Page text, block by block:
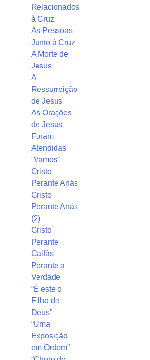
Relacionados
à Cruz
As Pessoas
Junto à Cruz
A Morte de
Jesus
A
Ressurreição
de Jesus
As Orações
de Jesus
Foram
Atendidas
“Vamos”
Cristo
Perante Anás
Cristo
Perante Anás
(2)
Cristo
Perante
Caifás
Perante a
Verdade
“É este o
Filho de
Deus”
“Uma
Exposição
em Ordem”